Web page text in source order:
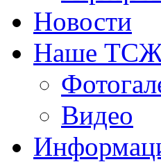
Новости
Наше
Видео